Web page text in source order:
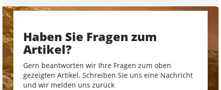
Haben Sie Fragen zum
Artikel?
Gern beantworten wir Ihre Fragen zum oben
gezeigten Artikel. Schreiben Sie uns eine Nachricht
und wir melden uns zurück